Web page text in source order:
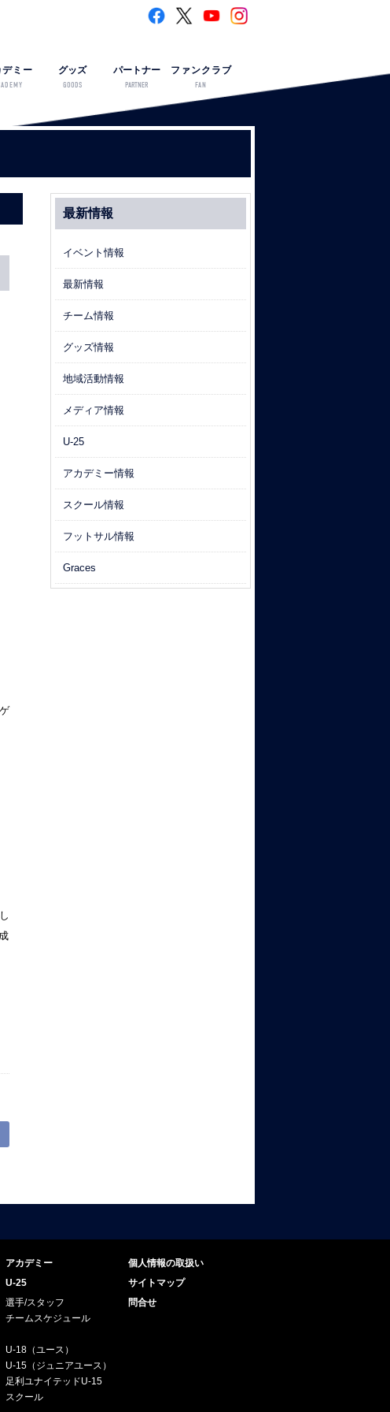
デミー グッズ
GOODS
パートナー
PARTNER
ファンクラブ
FAN
最新情報
イベント情報
最新情報
チーム情報
グッズ情報
地域活動情報
メディア情報
U-25
アカデミー情報
スクール情報
フットサル情報
Graces
アカデミー
U-25
選手/スタッフ
チームスケジュール
U-18（ユース）
U-15（ジュニアユース）
足利ユナイテッドU-15
スクール
個人情報の取扱い
サイトマップ
問合せ